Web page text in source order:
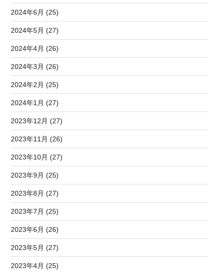
2024年6月 (25)
2024年5月 (27)
2024年4月 (26)
2024年3月 (26)
2024年2月 (25)
2024年1月 (27)
2023年12月 (27)
2023年11月 (26)
2023年10月 (27)
2023年9月 (25)
2023年8月 (27)
2023年7月 (25)
2023年6月 (26)
2023年5月 (27)
2023年4月 (25)